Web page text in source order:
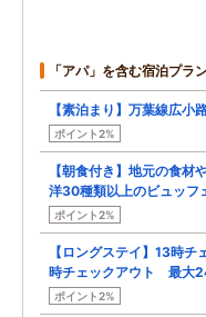
「アパ」を含む宿泊プラ
【素泊まり】万葉線広小
ポイント2%
【朝食付き】地元の食材
洋30種類以上のビュッフ
ポイント2%
【ロングステイ】13時チ
時チェックアウト 最大
ポイント2%